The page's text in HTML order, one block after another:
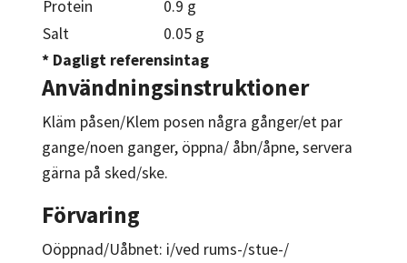
Protein
0.9 g
Salt
0.05 g
* Dagligt referensintag
Användningsinstruktioner
Kläm påsen/Klem posen några gånger/et par
gange/noen ganger, öppna/ åbn/åpne, servera
gärna på sked/ske.
Förvaring
Oöppnad/Uåbnet: i/ved rums-/stue-/